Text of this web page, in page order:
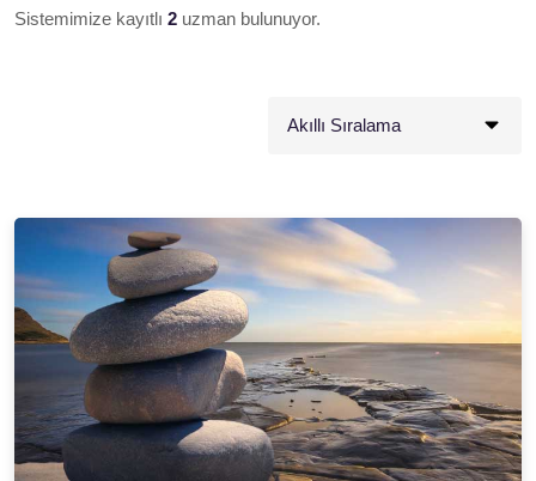
Sistemimize kayıtlı 2 uzman bulunuyor.